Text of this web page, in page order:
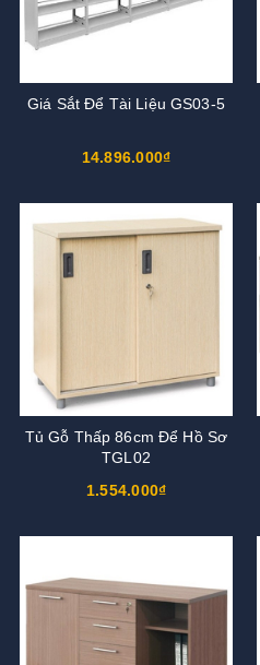
Giá Sắt Để Tài Liệu GS03-5
14.896.000₫
Tủ Gỗ Thấp 86cm Để Hồ Sơ
TGL02
1.554.000₫